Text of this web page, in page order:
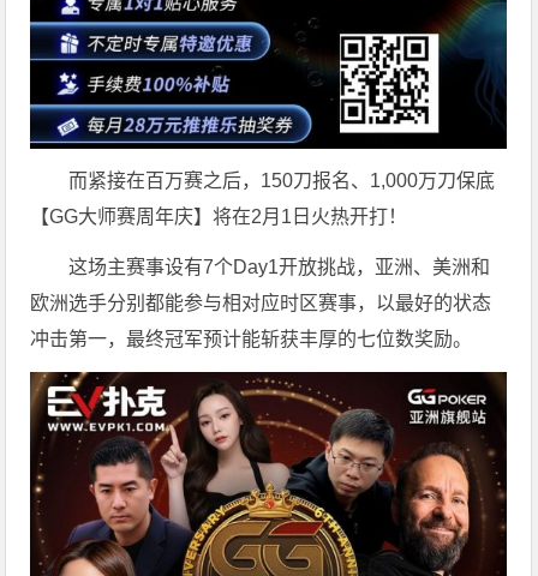
而紧接在百万赛之后，150刀报名、1,000万刀保底
【GG大师赛周年庆】将在2月1日火热开打！
这场主赛事设有7个Day1开放挑战，亚洲、美洲和
欧洲选手分别都能参与相对应时区赛事，以最好的状态
冲击第一，最终冠军预计能斩获丰厚的七位数奖励。